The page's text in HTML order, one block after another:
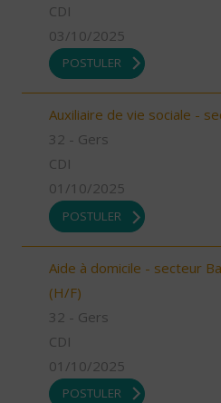
CDI
03/10/2025
POSTULER
Auxiliaire de vie sociale -
32 - Gers
CDI
01/10/2025
POSTULER
Aide à domicile - secteur
(H/F)
32 - Gers
CDI
01/10/2025
POSTULER